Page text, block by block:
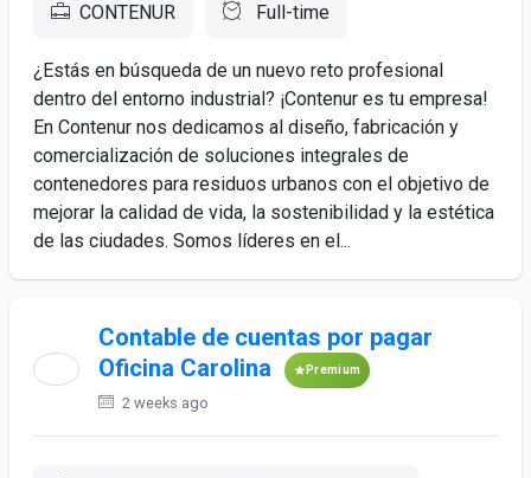
CONTENUR Full-time
¿Estás en búsqueda de un nuevo reto profesional
dentro del entorno industrial? ¡Contenur es tu empresa!
En Contenur nos dedicamos al diseño, fabricación y
comercialización de soluciones integrales de
contenedores para residuos urbanos con el objetivo de
mejorar la calidad de vida, la sostenibilidad y la estética
de las ciudades. Somos líderes en el...
Contable de cuentas por pagar
Oficina Carolina
Premium
2 weeks ago